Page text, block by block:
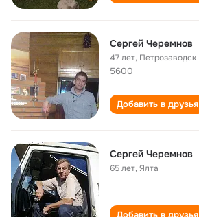
Сергей Черемнов
47 лет, Петрозаводск
5600
Добавить в друзья
Сергей Черемнов
65 лет,Ялта
Добавить в друзья